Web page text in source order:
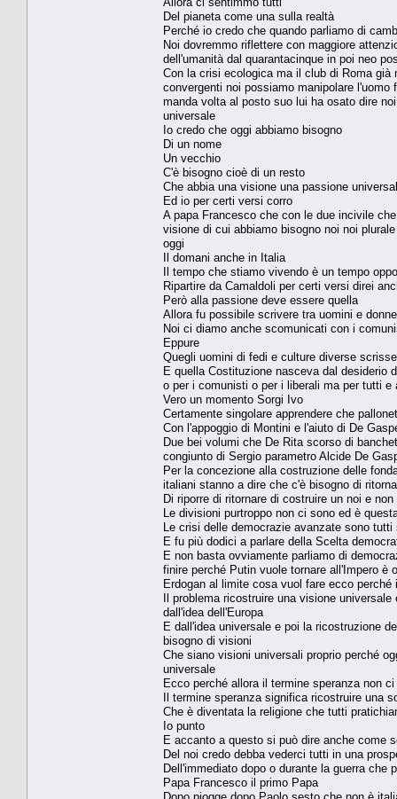
Del pianeta come una sulla realtà
Perché io credo che quando parliamo di
Noi dovremmo riflettere con maggiore
dell'umanità dal quarantacinque in poi neo
Con la crisi ecologica ma il club di Roma
convergenti noi possiamo manipolare
manda volta al posto suo lui ha osato dire
universale
Io credo che oggi abbiamo bisogno
Di un nome
Un vecchio
C'è bisogno cioè di un resto
Che abbia una visione una passione
Ed io per certi versi corro
A papa Francesco che con le due incivile
visione di cui abbiamo bisogno noi noi
oggi
Il domani anche in Italia
Il tempo che stiamo vivendo è un tempo
Ripartire da Camaldoli per certi versi direi
Però alla passione deve essere quella
Allora fu possibile scrivere tra uomini e
Noi ci diamo anche scomunicati con i
Eppure
Quegli uomini di fedi e culture diverse
E quella Costituzione nasceva dal desiderio
o per i comunisti o per i liberali ma per tutti
Vero un momento Sorgi Ivo
Certamente singolare apprendere che
Con l'appoggio di Montini e l'aiuto di De
Due bei volumi che De Rita scorso di
congiunto di Sergio parametro Alcide De
Per la concezione alla costruzione delle
italiani stanno a dire che c'è bisogno di
Di riporre di ritornare di costruire un noi e
Le divisioni purtroppo non ci sono ed è
Le crisi delle democrazie avanzate sono
E fu più dodici a parlare della Scelta
E non basta ovviamente parliamo di
finire perché Putin vuole tornare all'Impero
Erdogan al limite cosa vuol fare ecco perché
Il problema ricostruire una visione
dall'idea dell'Europa
E dall'idea universale e poi la ricostruzione
bisogno di visioni
Che siano visioni universali proprio perché
universale
Ecco perché allora il termine speranza non
Il termine speranza significa ricostruire una
Che è diventata la religione che tutti
Io punto
E accanto a questo si può dire anche come
Del noi credo debba vederci tutti in una
Dell'immediato dopo o durante la guerra
Papa Francesco il primo Papa